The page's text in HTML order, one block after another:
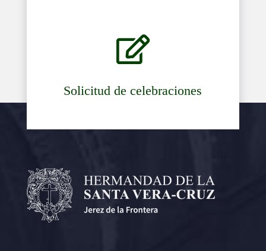

Solicitud de celebraciones